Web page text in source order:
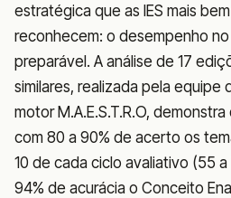
estratégica que as IES mais
reconhecem: o desempenho no
preparável. A análise de 17
similares, realizada pela equipe
motor M.A.E.S.T.R.O,
com 80 a 90% de acerto os
10 de cada ciclo avaliativo (55
94% de acurácia o Conceito